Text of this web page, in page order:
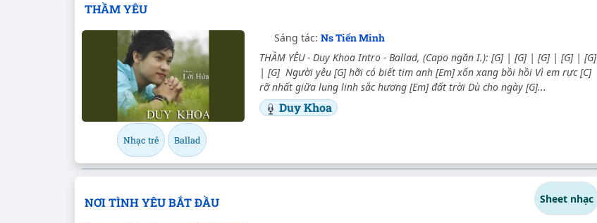
THẦM YÊU
Nhạc trẻ Ballad
Sáng tác: Ns Tiến Minh
THẦM YÊU - Duy Khoa Intro - Ballad, (Capo ngăn I.): [G] | [G] | [G] | [G] | [G]
| [G] Người yêu [G] hỡi có biết tim anh [Em] xốn xang bồi hồi Vì em rực [C]
rỡ nhất giữa lung linh sắc hương [Em] đất trời Dù cho ngày [G]...
Duy Khoa
NƠI TÌNH YÊU BẮT ĐẦU Sheet nhạc